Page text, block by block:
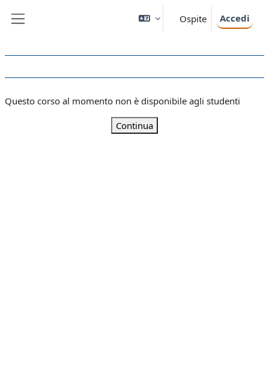
Ospite Accedi
Questo corso al momento non è disponibile agli studenti
Continua